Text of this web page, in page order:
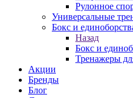
Рулонное
Универсальные
Бокс и
Назад
Бокс и
Тренажеры
Акции
Бренды
Блог